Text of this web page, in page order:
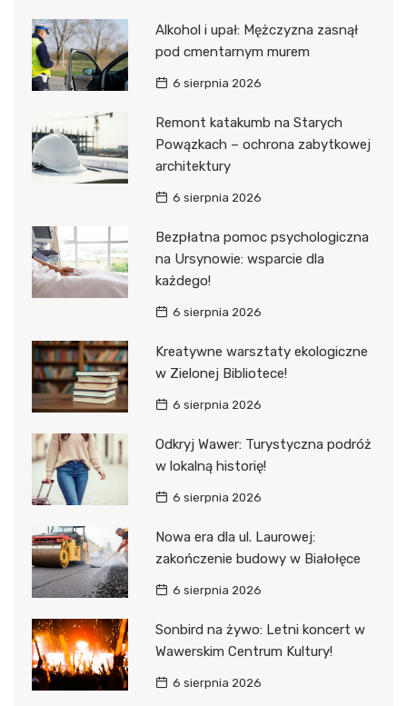
Alkohol i upał: Mężczyzna zasnął
pod cmentarnym murem
6 sierpnia 2026
Remont katakumb na Starych
Powązkach – ochrona zabytkowej
architektury
6 sierpnia 2026
Bezpłatna pomoc psychologiczna
na Ursynowie: wsparcie dla
każdego!
6 sierpnia 2026
Kreatywne warsztaty ekologiczne
w Zielonej Bibliotece!
6 sierpnia 2026
Odkryj Wawer: Turystyczna podróż
w lokalną historię!
6 sierpnia 2026
Nowa era dla ul. Laurowej:
zakończenie budowy w Białołęce
6 sierpnia 2026
Sonbird na żywo: Letni koncert w
Wawerskim Centrum Kultury!
6 sierpnia 2026